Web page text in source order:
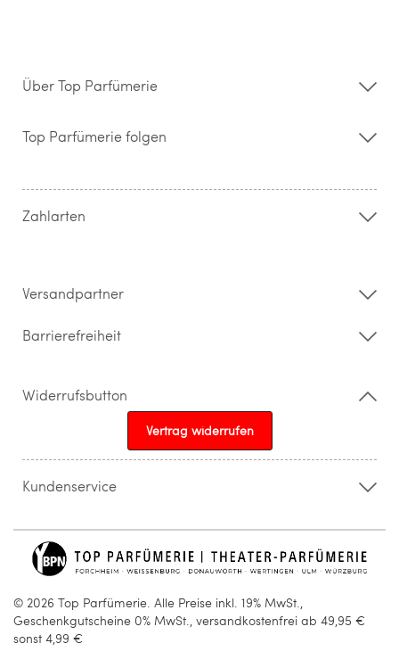
Über Top Parfümerie
Storefinder
Kontakt
Widerrufsrecht & Rückgabebedingungen
Top Parfümerie folgen
Zahlarten
Versandpartner
Barrierefreiheit
Widerrufsbutton
Vertrag widerrufen
Kundenservice
info@topparfuemerie.de
© 2026 Top Parfümerie. Alle Preise inkl. 19% MwSt.,
Geschenkgutscheine 0% MwSt., versandkostenfrei ab 49,95 €
sonst 4,99 €